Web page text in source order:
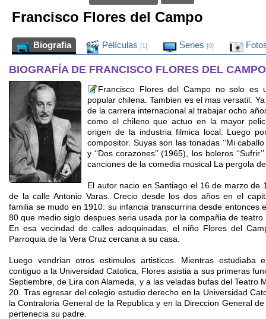
Francisco Flores del Campo
Biografia Películas [1] Series [0]
BIOGRAFÍA DE FRANCISCO FLORES DEL CAMPO
Francisco Flores del Campo no solo es
popular chilena. Tambien es el mas versatil.
de la carrera internacional al trabajar ocho
como el chileno que actuo en la mayor
origen de la industria filmica local. Luego
compositor. Suyas son las tonadas ‘‘Mi caballo
y ‘‘Dos corazones’’ (1965), los boleros
canciones de la comedia musical La pergola
El autor nacio en Santiago el 16 de marzo de
de la calle Antonio Varas. Crecio desde los dos años en el
familia se mudo en 1910: su infancia transcurriria desde entonces
80 que medio siglo despues seria usada por la compañia de
En esa vecindad de calles adoquinadas, el niño Flores del
Parroquia de la Vera Cruz cercana a su casa.
Luego vendrian otros estimulos artisticos. Mientras estudiaba
contiguo a la Universidad Catolica, Flores asistia a sus primeras
Septiembre, de Lira con Alameda, y a las veladas bufas del Teatro
20. Tras egresar del colegio estudio derecho en la Universidad
la Contraloria General de la Republica y en la Direccion General
pertenecia su padre.